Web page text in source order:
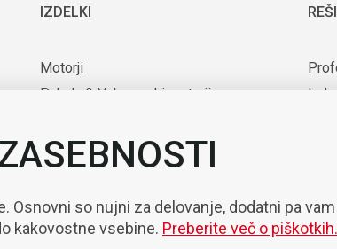
IZDELKI
Motorji
Puhala & Vakuumski motorji
Komponente
Avtomatizacija & Robotizacija
Osnovni so nujni za delovanje, dodatni pa
kakovostne vsebine. Preberite več o piškotkih.